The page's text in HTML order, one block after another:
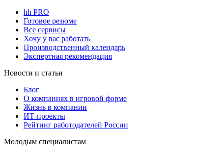
hh PRO
Готовое резюме
Все сервисы
Хочу у вас работать
Производственный календарь
Экспертная рекомендация
Новости и статьи
Блог
О компаниях в игровой форме
Жизнь в компании
ИТ-проекты
Рейтинг работодателей России
Молодым специалистам